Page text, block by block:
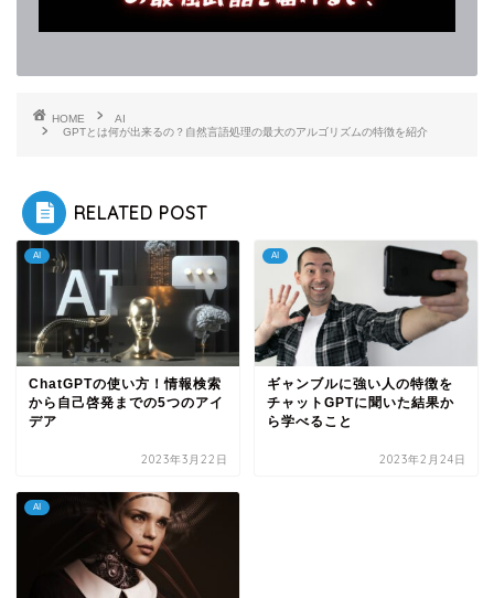
HOME
AI
GPTとは何が出来るの？自然言語処理の最大のアルゴリズムの特徴を紹介
RELATED POST
AI
ChatGPTの使い方！情報検索
から自己啓発までの5つのアイ
デア
2023年3月22日
AI
ギャンブルに強い人の特徴を
チャットGPTに聞いた結果か
ら学べること
2023年2月24日
AI